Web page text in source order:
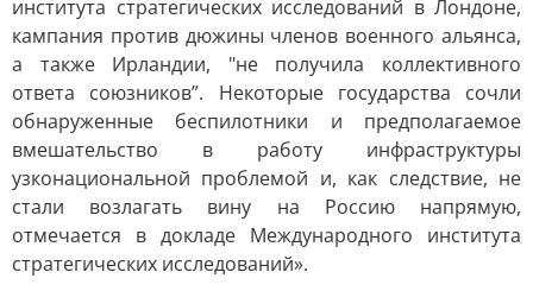
института стратегических исследований в Лондоне,
кампания против дюжины членов военного альянса,
а также Ирландии, "не получила коллективного
ответа союзников”. Некоторые государства сочли
обнаруженные беспилотники и предполагаемое
вмешательство в работу инфраструктуры
узконациональной проблемой и, как следствие, не
стали возлагать вину на Россию напрямую,
отмечается в докладе Международного института
стратегических исследований».